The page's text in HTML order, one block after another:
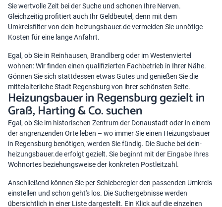
Sie wertvolle Zeit bei der Suche und schonen Ihre Nerven.
Gleichzeitig profitiert auch Ihr Geldbeutel, denn mit dem
Umkreisfilter von dein-heizungsbauer.de vermeiden Sie unnötige
Kosten für eine lange Anfahrt.
Egal, ob Sie in Reinhausen, Brandlberg oder im Westenviertel
wohnen: Wir finden einen qualifizierten Fachbetrieb in Ihrer Nähe.
Gönnen Sie sich stattdessen etwas Gutes und genießen Sie die
mittelalterliche Stadt Regensburg von ihrer schönsten Seite.
Heizungsbauer in Regensburg gezielt in
Graß, Harting & Co. suchen
Egal, ob Sie im historischen Zentrum der Donaustadt oder in einem
der angrenzenden Orte leben – wo immer Sie einen Heizungsbauer
in Regensburg benötigen, werden Sie fündig. Die Suche bei dein-
heizungsbauer.de erfolgt gezielt. Sie beginnt mit der Eingabe Ihres
Wohnortes beziehungsweise der konkreten Postleitzahl.
Anschließend können Sie per Schieberegler den passenden Umkreis
einstellen und schon geht's los. Die Suchergebnisse werden
übersichtlich in einer Liste dargestellt. Ein Klick auf die einzelnen